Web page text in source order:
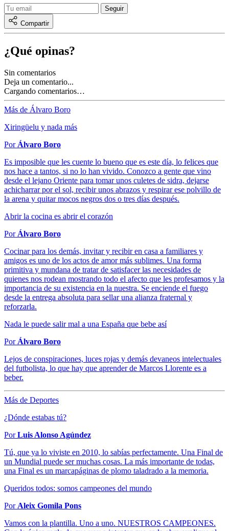
Compartir
¿Qué opinas?
Sin comentarios
Deja un comentario...
Cargando comentarios…
Más de Álvaro Boro
Xiringüelu y nada más
Por Álvaro Boro
Es imposible que les cuente lo bueno que es este día, lo felices que
nos hace a tantos, si no lo han vivido. Conozco a gente que vino
desde el lejano Oriente para tomar unos culetes de sidra, dejarse
achicharrar por el sol, recibir unos abrazos y respirar ese polvillo de
la arena y quitar mocos negros dos o tres días después.
Abrir la cocina es abrir el corazón
Por Álvaro Boro
Cocinar para los demás, invitar y recibir en casa a familiares y
amigos es uno de los actos de amor más sublimes. Una forma
primitiva y mundana de tratar de satisfacer las necesidades de
quienes nos rodean mostrando todo el afecto que les profesamos y la
importancia de su existencia en la nuestra. Se enciende el fuego
desde la entrega absoluta para sellar una alianza fraternal y
reforzarla.
Nada le puede salir mal a una España que bebe así
Por Álvaro Boro
Lejos de conspiraciones, luces rojas y demás devaneos intelectuales
del futbolista, lo que hay que aprender de Marcos Llorente es a
beber.
Más de Deportes
¿Dónde estabas tú?
PorLuis Alonso Agúndez
Tú, que ya lo viviste en 2010, lo sabías perfectamente. Una Final de
un Mundial puede ser muchas cosas. La más importante de todas,
una Final es un marcapáginas de plomo taladrado a la memoria.
Queridos todos: somos campeones del mundo
Por Aleix Gomila Pons
Vamos con la plantilla. Uno a uno. NUESTROS CAMPEONES.